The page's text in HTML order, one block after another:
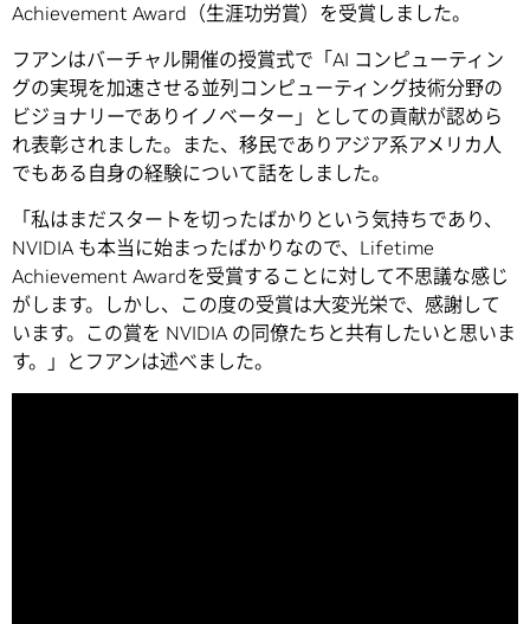
Achievement Award（生涯功労賞）を受賞しました。
フアンはバーチャル開催の授賞式で「AI コンピューティン
グの実現を加速させる並列コンピューティング技術分野の
ビジョナリーでありイノベーター」としての貢献が認めら
れ表彰されました。また、移民でありアジア系アメリカ人
でもある自身の経験について話をしました。
「私はまだスタートを切ったばかりという気持ちであり、
NVIDIA も本当に始まったばかりなので、Lifetime
Achievement Awardを受賞することに対して不思議な感じ
がします。しかし、この度の受賞は大変光栄で、感謝して
います。この賞を NVIDIA の同僚たちと共有したいと思いま
す。」とフアンは述べました。